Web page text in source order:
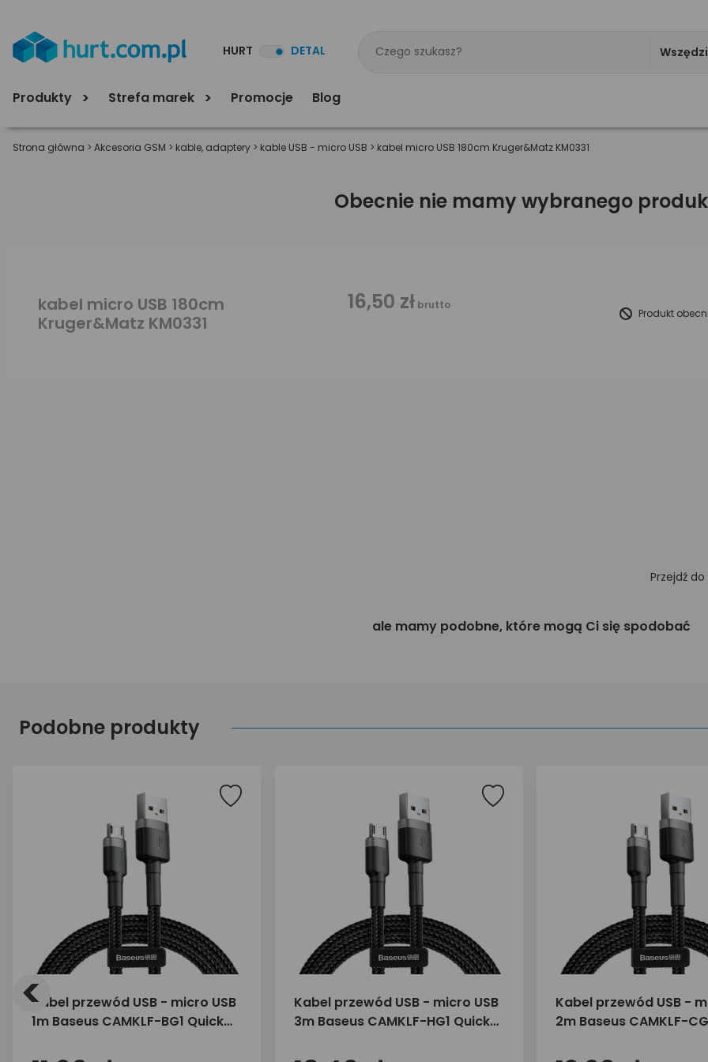
HURT DETAL
Produkty Strefa marek Promocje Blog
Strona główna > Akcesoria GSM > kable, adaptery > kable USB - micro USB > kabel micro USB 180cm Kruger&Matz KM0331
Obecnie nie mamy wybranego
kabel micro USB 180cm
Kruger&Matz KM0331
16,50 zł brutto
Produkt
Przejdź do
ale mamy podobne, które mogą Ci się spodobać
Podobne produkty
Kabel przewód USB - micro USB
1m Baseus CAMKLF-BG1 Quick
Kabel przewód USB - micro USB
3m Baseus CAMKLF-HG1 Quick
Kabel przewód USB -
2m Baseus CAMKLF-
<